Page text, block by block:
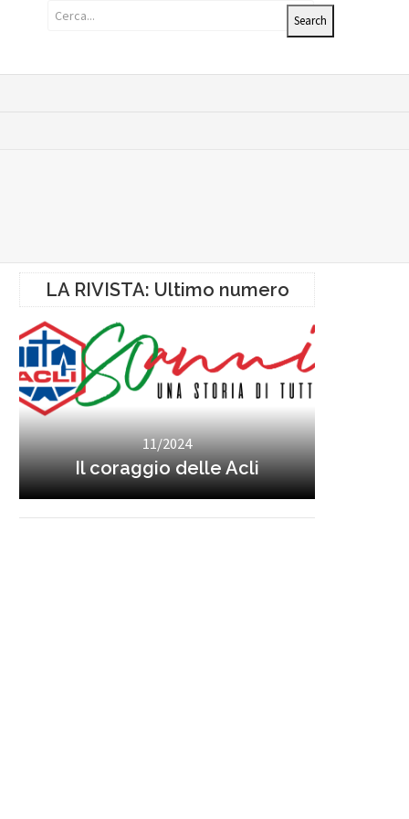
LA RIVISTA: Ultimo numero
11/2024
Il coraggio delle Acli